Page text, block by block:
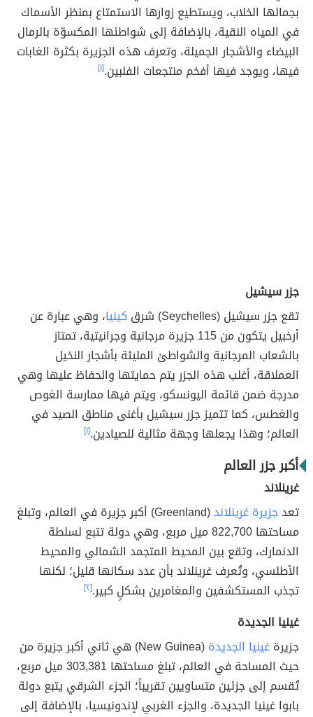
بجمالها الخلاب، ويستطيع زوارها الاستمتاع بمنظر الأسماك
في المياه النقية، بالإضافة إلى شواطئها المكسوّة بالرمال
البيضاء والأشجار الجميلة، وتعرف هذه الجزيرة بكثرة الغابات
فيها، ويوجد فيها أفخم منتجعات الفلبين.[١]
جزر سيشيل
تقع جزر سيشيل (Seychelles) شرق
كينيا، وهي عبارة عن
أرخبيل يتكون من 115 جزيرة مرجانية وجرانيتية، تمتاز
بالشعاب المرجانية والشواطئ المليئة بأشجار النخيل
العملاقة، أغلب هذه الجزر يتم حمايتها والحفاظ عليها وهي
مدرجة ضمن قائمة اليونسكو، ويتم فيها ممارسة الغوص
والغطس، كما تتميز جزر سيشيل بأغنى مناطق الصيد في
العالم؛ وهذا يجعلها وجهة مثالية للصيادين.[١]
أكبر جزر العالم
غرينلاند
تعدجزيرة غرينلاند
(Greenland) أكبر جزيرة في العالم، وتبلغ
مساحتها 822,700 ميل مربع، وهي دولة تتبع لسلطة
الدنمارك، وتقع بين المحيط المتجمد الشمالي والمحيط
الأطلسي، وتُعرف غرينلاند بأن عدد سكانها قليل؛ لكنها
تجذب المستكشفين والمغامرين بشكلٍ كبير.[٢]
غينيا الجديدة
جزيرةغينيا الجديدة
(New Guinea) هي ثاني أكبر جزيرة من
حيث المساحة في العالم، تبلغ مساحتها 303,381 ميل مربع،
تُقسم إلى جزئين متساويين تقريباً؛ الجزء الشرقي يتبع دولة
بابوا غينيا الجديدة، والجزء الغربي لإندونيسيا، بالإضافة إلى